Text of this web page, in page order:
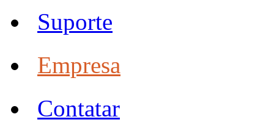
Suporte
Empresa
Contatar